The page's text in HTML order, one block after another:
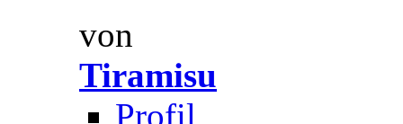
von
Tiramisu
Profil